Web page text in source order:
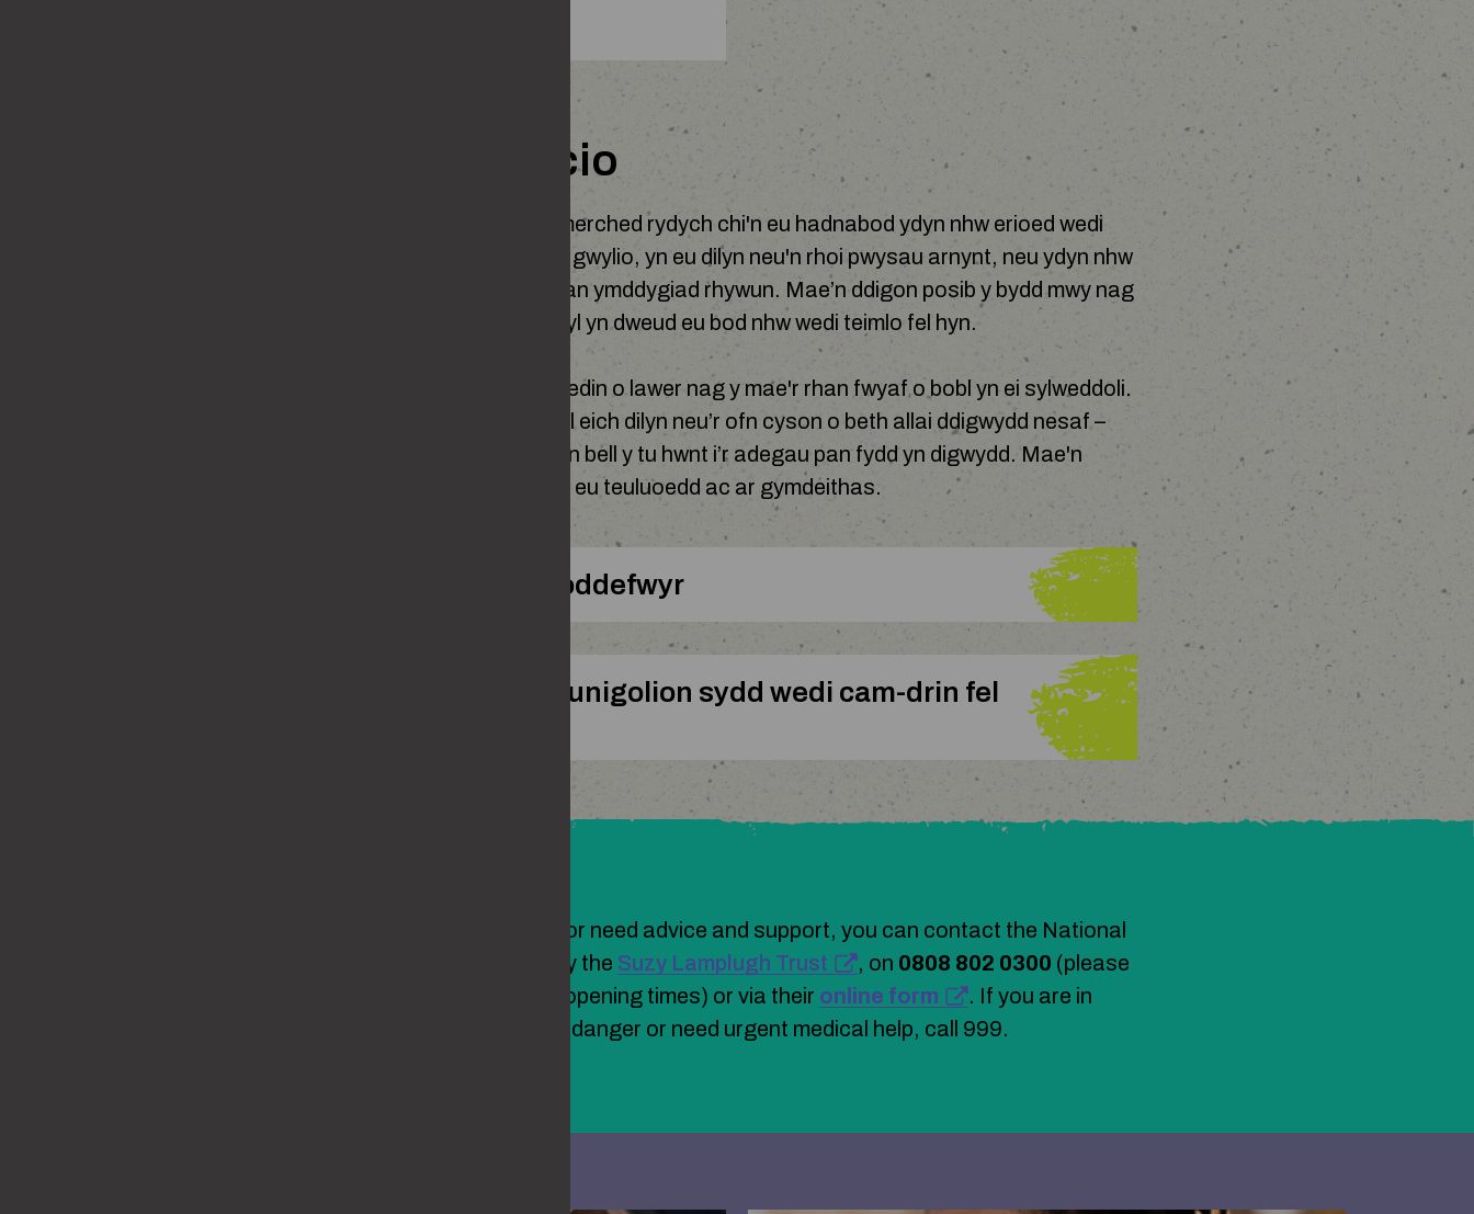
Effaith stelcio
Holwch y menywod a'r merched rydych chi'n eu hadnabod ydyn nhw erioed wedi
teimlo bod rhywun yn eu gwylio, yn eu dilyn neu'n rhoi pwysau arnynt, neu ydyn nhw
wedi cael eu hysgwyd gan ymddygiad rhywun. Mae’n ddigon posib y bydd mwy nag
y byddech wedi'i ddisgwyl yn dweud eu bod nhw wedi teimlo fel hyn.
Mae stelcio yn fwy cyffredin o lawer nag y mae'r rhan fwyaf o bobl yn ei sylweddoli.
Negeseuon di-baid, cael eich dilyn neu’r ofn cyson o beth allai ddigwydd nesaf –
mae ei effaith yn mynd yn bell y tu hwnt i’r adegau pan fydd yn digwydd. Mae'n
effeithio ar ddioddefwyr, eu teuluoedd ac ar gymdeithas.
Yr effaith ar ddioddefwyr
Y canlyniadau i unigolion sydd wedi cam-drin fel
If you’re being stalked or need advice and support, you can contact the National
Stalking Helpline, run by the Suzy Lamplugh Trust , on 0808 802 0300 (please
see its website for opening times) or via their online form
. If you are in
immediate danger or need urgent medical help, call 999.